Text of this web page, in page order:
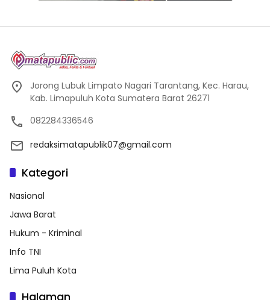
Jorong Lubuk Limpato Nagari Tarantang, Kec. Harau,
Kab. Limapuluh Kota Sumatera Barat 26271
082284336546
redaksimatapublik07@gmail.com
Kategori
Nasional
Jawa Barat
Hukum - Kriminal
Info TNI
Lima Puluh Kota
Halaman